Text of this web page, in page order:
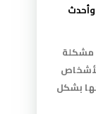
مشكلة
بشكل